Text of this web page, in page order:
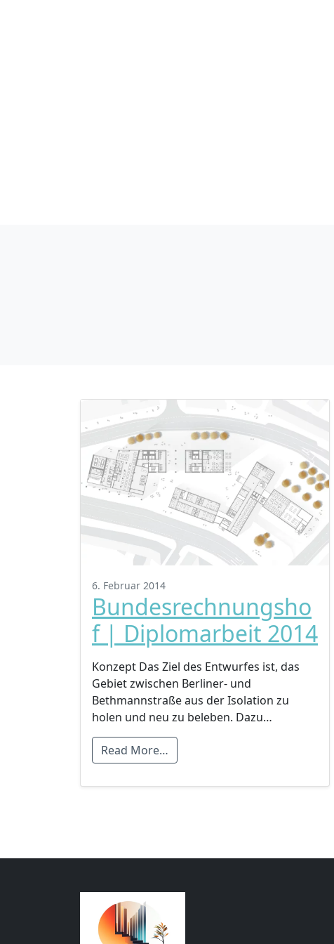
6. Februar 2014
Bundesrechnungsho
f | Diplomarbeit 2014
Konzept Das Ziel des Entwurfes ist, das
Gebiet zwischen Berliner- und
Bethmannstraße aus der Isolation zu
holen und neu zu beleben. Dazu…
Read More…